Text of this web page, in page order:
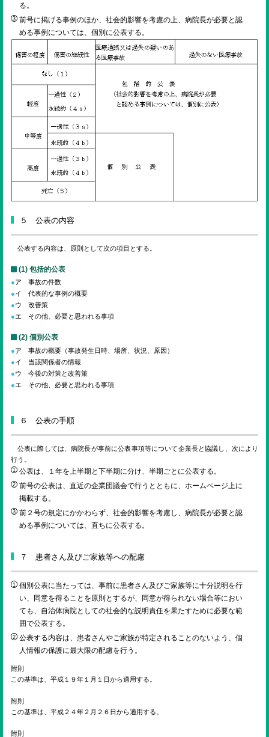
る。
前号に掲げる事例のほか、社会的影響を考慮の上、病院長が必要と認
める事例については、個別に公表する。
５ 公表の内容
公表する内容は、原則として次の項目とする。
(1) 包括的公表
ア 事故の件数
イ 代表的な事例の概要
ウ 改善策
エ その他、必要と思われる事項
(2) 個別公表
ア 事故の概要（事故発生日時、場所、状況、原因）
イ 当該関係者の情報
ウ 今後の対策と改善策
エ その他、必要と思われる事項
６ 公表の手順
公表に際しては、病院長が事前に公表事項等について企業長と協議し、次により
行う。
公表は、１年を上半期と下半期に分け、半期ごとに公表する。
前号の公表は、直近の企業団議会で行うとともに、ホームページ上に
掲載する。
前２号の規定にかかわらず、社会的影響を考慮し、病院長が必要と認
める事例については、直ちに公表する。
７ 患者さん及びご家族等への配慮
個別公表に当たっては、事前に患者さん及びご家族等に十分説明を行
い、同意を得ることを原則とするが、同意が得られない場合等におい
ても、自治体病院としての社会的な説明責任を果たすために必要な範
囲で公表する。
公表する内容は、患者さんやご家族が特定されることのないよう、個
人情報の保護に最大限の配慮を行う。
附則
この基準は、平成１９年１月１日から適用する。
附則
この基準は、平成２４年２月２６日から適用する。
附則